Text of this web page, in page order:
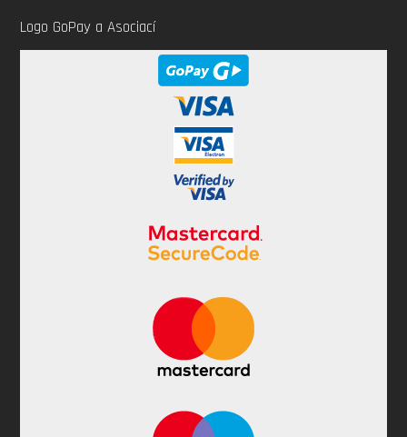
Logo GoPay a Asociací